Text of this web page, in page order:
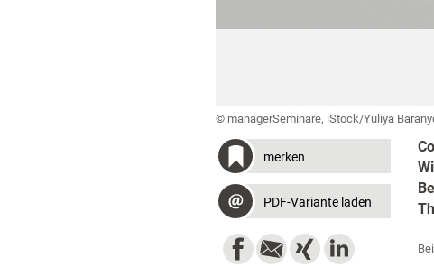
© managerSeminare, iStock/Yuliya
merken
PDF-Variante laden